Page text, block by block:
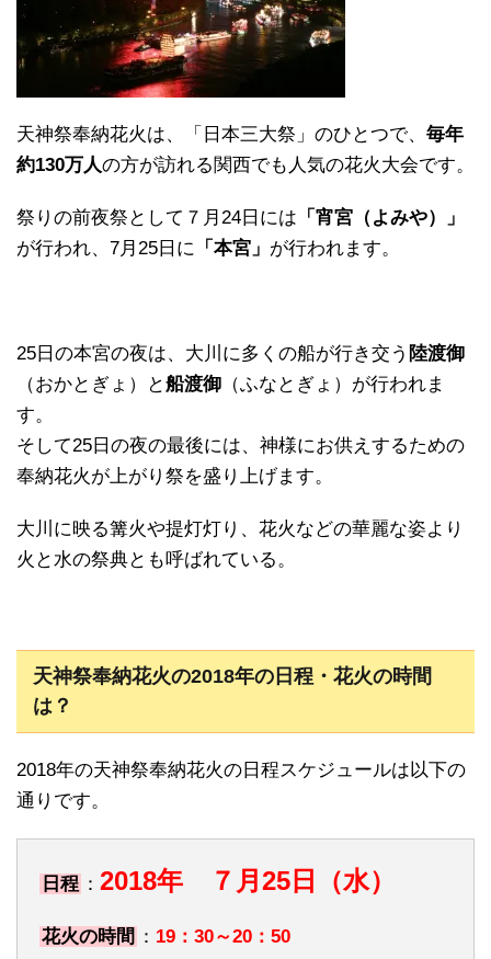
天神祭奉納花火は、「日本三大祭」のひとつで、 毎年
約130万人の方が訪れる関西でも人気の花火大会です。
祭りの前夜祭として７月24日には 「宵宮（よみや）」
が行われ、7月25日に 「本宮」 が行われます。
25日の本宮の夜は、大川に多くの船が行き交う 陸渡御
（おかとぎょ）と船渡御 （ふなとぎょ）が行われま
す。
そして25日の夜の最後には、神様にお供えするための
奉納花火が上がり祭を盛り上げます。
大川に映る篝火や提灯灯り、花火などの華麗な姿より
火と水の祭典とも呼ばれている。
天神祭奉納花火の2018年の日程・花火の時間
は？
2018年の天神祭奉納花火の日程スケジュールは以下の
通りです。
日程 ： 2018年 ７月25日（水）
花火の時間 ： 19：30～20：50